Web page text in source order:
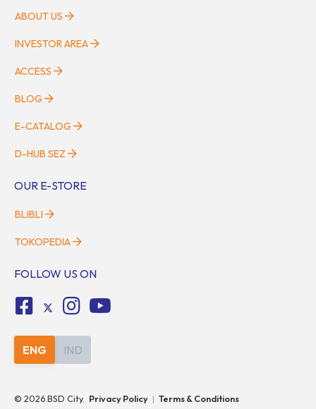
ABOUT US
INVESTOR AREA
ACCESS
BLOG
E-CATALOG
D-HUB SEZ
OUR E-STORE
BLIBLI
TOKOPEDIA
FOLLOW US ON
ENG IND
© 2026BSD City. Privacy Policy | Terms & Conditions